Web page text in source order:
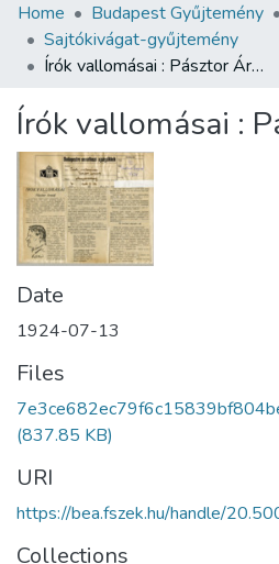
Communities & Collections
All of DSpace
Statistics
About us
Home Budapest Gyűjtemény
Sajtókivágat-gyűjtemény
Írók vallomásai : Pásztor Árpád
Írók vallomásai :
Date
1924-07-13
Files
(837.85 KB)
URI
https://bea.fszek.hu/handle/
Collections